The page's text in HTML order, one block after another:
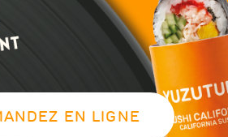
EN LIGNE